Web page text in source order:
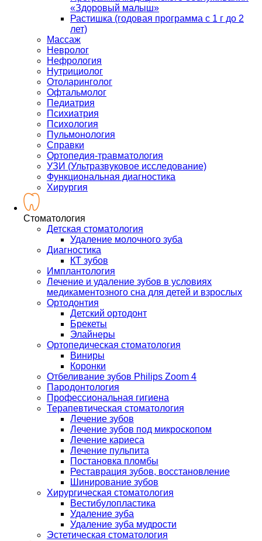
«Здоровый малыш»
Растишка (годовая программа с 1 г до 2
лет)
Массаж
Невролог
Нефрология
Нутрициолог
Отоларинголог
Офтальмолог
Педиатрия
Психиатрия
Психология
Пульмонология
Справки
Ортопедия-травматология
УЗИ (Ультразвуковое исследование)
Функциональная диагностика
Хирургия
Стоматология
Детская стоматология
Удаление молочного зуба
Диагностика
КТ зубов
Имплантология
Лечение и удаление зубов в условиях
медикаментозного сна для детей и взрослых
Ортодонтия
Детский ортодонт
Брекеты
Элайнеры
Ортопедическая стоматология
Виниры
Коронки
Отбеливание зубов Philips Zoom 4
Пародонтология
Профессиональная гигиена
Терапевтическая стоматология
Лечение зубов
Лечение зубов под микроскопом
Лечение кариеса
Лечение пульпита
Постановка пломбы
Реставрация зубов, восстановление
Шинирование зубов
Хирургическая стоматология
Вестибулопластика
Удаление зуба
Удаление зуба мудрости
Эстетическая стоматология